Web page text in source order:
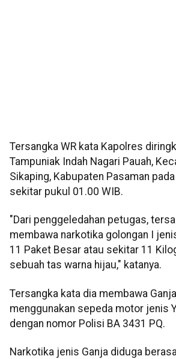
Tersangka WR kata Kapolres
Tampuniak Indah Nagari Pauah,
Sikaping, Kabupaten Pasaman
sekitar pukul 01.00 WIB.
"Dari penggeledahan petugas,
membawa narkotika golongan I
11 Paket Besar atau sekitar 11
sebuah tas warna hijau," katanya.
Tersangka kata dia membawa
menggunakan sepeda motor jenis
dengan nomor Polisi BA 3431 PQ.
Narkotika jenis Ganja diduga